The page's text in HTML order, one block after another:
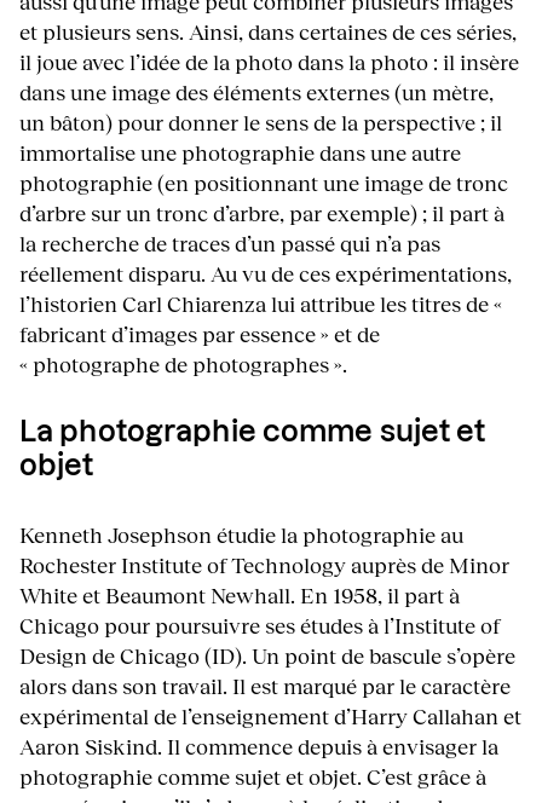
et plusieurs sens. Ainsi, dans certaines de ces séries,
il joue avec l’idée de la photo dans la photo : il insère
dans une image des éléments externes (un mètre,
un bâton) pour donner le sens de la perspective ; il
immortalise une photographie dans une autre
photographie (en positionnant une image de tronc
d’arbre sur un tronc d’arbre, par exemple) ; il part à
la recherche de traces d’un passé qui n’a pas
réellement disparu. Au vu de ces expérimentations,
l’historien Carl Chiarenza lui attribue les titres de «
fabricant d’images par essence » et de
« photographe de photographes ».
La photographie comme sujet et
objet
Kenneth Josephson étudie la photographie au
Rochester Institute of Technology auprès de Minor
White et Beaumont Newhall. En 1958, il part à
Chicago pour poursuivre ses études à l’Institute of
Design de Chicago (ID). Un point de bascule s’opère
alors dans son travail. Il est marqué par le caractère
expérimental de l’enseignement d’Harry Callahan et
Aaron Siskind. Il commence depuis à envisager la
photographie comme sujet et objet. C’est grâce à